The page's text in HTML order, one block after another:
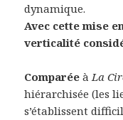
dynamique.
Avec cette mise
verticalité
ComparéeàLa
hiérarchisée (les
s’établissent